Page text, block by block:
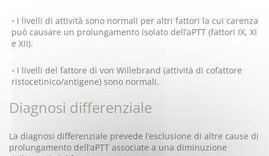
I livelli di attività sono normali per altri fattori la cui carenza
può causare un prolungamento isolato dell’aPTT (fattori IX, XI
e XII).
I livelli del fattore di von Willebrand (attività di cofattore
ristocetinico/antigene) sono normali.
Diagnosi differenziale
La diagnosi differenziale prevede l’esclusione di altre cause di
prolungamento dell’aPTT associate a una diminuzione